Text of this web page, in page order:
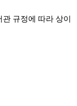
규정에 따라 상이